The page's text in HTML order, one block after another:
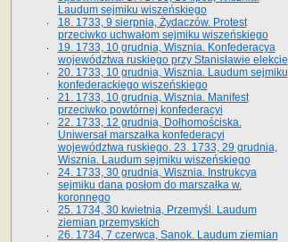
Laudum sejmiku wiszeńskiego
18. 1733, 9 sierpnia, Żydaczów. Protest
przeciwko uchwałom sejmiku wiszeńskiego
19. 1733, 10 grudnia, Wisznia. Konfederacya
województwa ruskiego przy Stanisławie elekcie
20. 1733, 10 grudnia, Wisznia. Laudum sejmiku
konfederackiego wiszeńskiego
21. 1733, 10 grudnia, Wisznia. Manifest
przeciwko powtórnej konfederacyi
22. 1733, 12 grudnia, Dołhomościska.
Uniwersał marszałka konfederacyi
województwa ruskiego. 23. 1733, 29 grudnia,
Wisznia. Laudum sejmiku wiszeńskiego
24. 1733, 30 grudnia, Wisznia. Instrukcya
sejmiku dana posłom do marszałka w.
koronnego
25. 1734, 30 kwietnia, Przemyśl. Laudum
ziemian przemyskich
26. 1734, 7 czerwca, Sanok. Laudum ziemian